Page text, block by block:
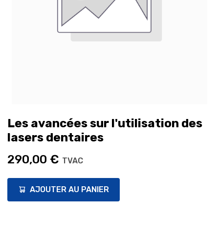
Les avancées sur l'utilisation des
lasers dentaires
290,00 € TVAC
AJOUTER AU PANIER